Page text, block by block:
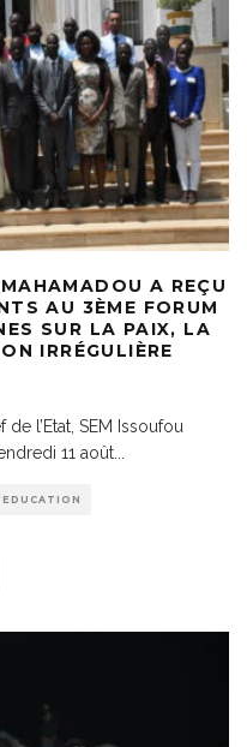
A REÇU
AU 3ÈME FORUM
SUR LA PAIX, LA
IRRÉGULIÈRE
l’Etat, SEM Issoufou
11 août
EDUCATION